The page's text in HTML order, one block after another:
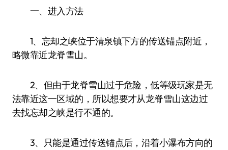
一、进入方法
1、忘却之峡位于清泉镇下方的传送锚点附近，
略微靠近龙脊雪山。
2、但由于龙脊雪山过于危险，低等级玩家是无
法靠近这一区域的，所以想要才从龙脊雪山这边过
去找忘却之峡是行不通的。
3、只能是通过传送锚点后，沿着小瀑布方向的